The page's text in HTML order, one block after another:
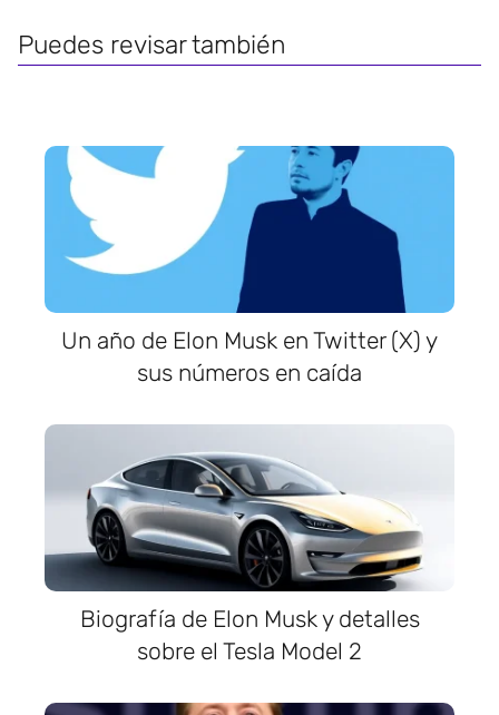
Puedes revisar también
Un año de Elon Musk en Twitter (X) y
sus números en caída
Biografía de Elon Musk y detalles
sobre el Tesla Model 2